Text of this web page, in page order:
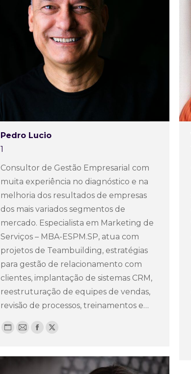
Pedro Lucio
1
Consultor de Gestão Empresarial com
muita experiência no diagnóstico e na
melhoria dos resultados de empresas
dos mais variados segmentos de
mercado. Especialista em Marketing de
Serviços – MBA-ESPM.SP, atua com
projetos de Teambuilding, estratégias
para gestão de relacionamento com
clientes, implantação de sistemas CRM,
reestruturação de equipes de vendas,
revisão de processos, treinamentos e…
Blog
/
E-
Facebook
X